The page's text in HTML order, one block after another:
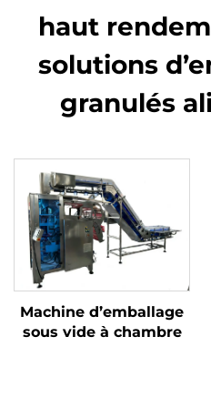
haut
solutions
granulés
Machine d’emballage
sous vide à chambre